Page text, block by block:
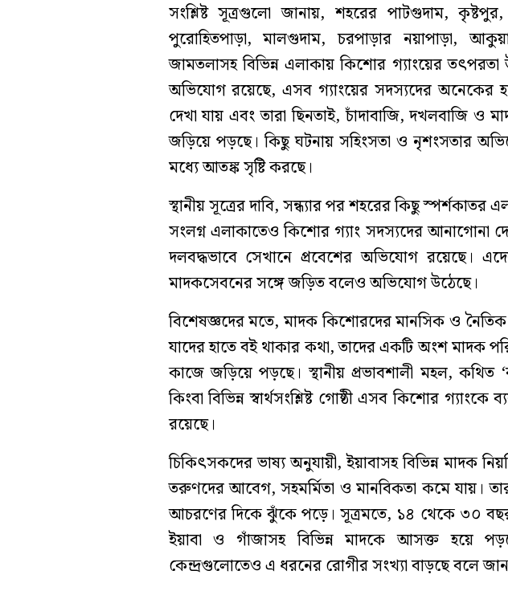
সংশ্লিষ্ট সূত্রগুলো জানায়, শহরের পাটগুদাম,
পুরোহিতপাড়া, মালগুদাম, চরপাড়ার নয়াপাড়া,
জামতলাসহ বিভিন্ন এলাকায় কিশোর গ্যাংয়ের তৎপরতা
অভিযোগ রয়েছে, এসব গ্যাংয়ের সদস্যদের অনেকের
দেখা যায় এবং তারা ছিনতাই, চাঁদাবাজি, দখলবাজি ও
জড়িয়ে পড়ছে। কিছু ঘটনায় সহিংসতা ও নৃশংসতার
মধ্যে আতঙ্ক সৃষ্টি করছে।
স্থানীয় সূত্রের দাবি, সন্ধ্যার পর শহরের কিছু স্পর্শকাতর
সংলগ্ন এলাকাতেও কিশোর গ্যাং সদস্যদের আনাগোনা
দলবদ্ধভাবে সেখানে প্রবেশের অভিযোগ রয়েছে।
মাদকসেবনের সঙ্গে জড়িত বলেও অভিযোগ উঠেছে।
বিশেষজ্ঞদের মতে, মাদক কিশোরদের মানসিক ও নৈতিক
যাদের হাতে বই থাকার কথা, তাদের একটি অংশ মাদক
কাজে জড়িয়ে পড়ছে। স্থানীয় প্রভাবশালী মহল, কথিত
কিংবা বিভিন্ন স্বার্থসংশ্লিষ্ট গোষ্ঠী এসব কিশোর
রয়েছে।
চিকিৎসকদের ভাষ্য অনুযায়ী, ইয়াবাসহ বিভিন্ন মাদক
তরুণদের আবেগ, সহমর্মিতা ও মানবিকতা কমে যায়।
আচরণের দিকে ঝুঁকে পড়ে। সূত্রমতে, ১৪ থেকে ৩০
ইয়াবা ও গাঁজাসহ বিভিন্ন মাদকে আসক্ত হয়ে
কেন্দ্রগুলোতেও এ ধরনের রোগীর সংখ্যা বাড়ছে বলে